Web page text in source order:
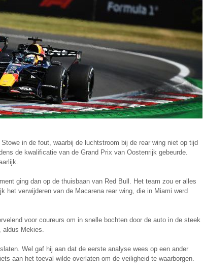
in de fout, waarbij de luchtstroom bij de rear wing niet op tijd
de kwalificatie van de Grand Prix van Oostenrijk gebeurde.
ging dan op de thuisbaan van Red Bull. Het team zou er alles
het verwijderen van de Macarena rear wing, die in Miami werd
voor coureurs om in snelle bochten door de auto in de steek
Mekies.
Wel gaf hij aan dat de eerste analyse wees op een ander
aan het toeval wilde overlaten om de veiligheid te waarborgen.